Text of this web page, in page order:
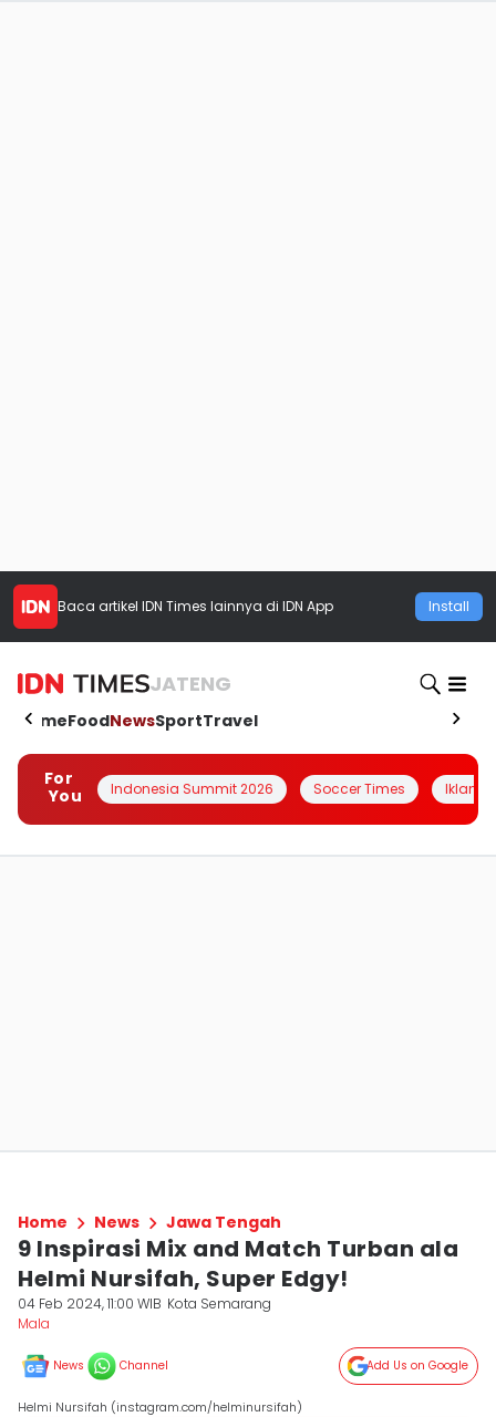
Baca artikel IDN Times lainnya di IDN App Install
JATENG
HomeFoodNewsSportTravel
For
You
Indonesia Summit 2026 Soccer Times Iklanin
Home News Jawa Tengah
9 Inspirasi Mix and Match Turban ala
Helmi Nursifah, Super Edgy!
04 Feb 2024, 11:00 WIB Kota Semarang
Mala
News Channel Add Us on Google
Helmi Nursifah (instagram.com/helminursifah)